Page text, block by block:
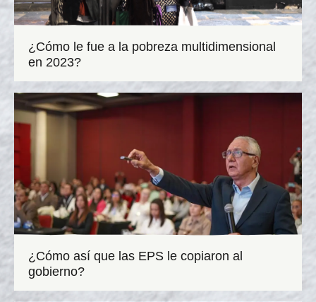
¿Cómo le fue a la pobreza multidimensional
en 2023?
¿Cómo así que las EPS le copiaron al
gobierno?